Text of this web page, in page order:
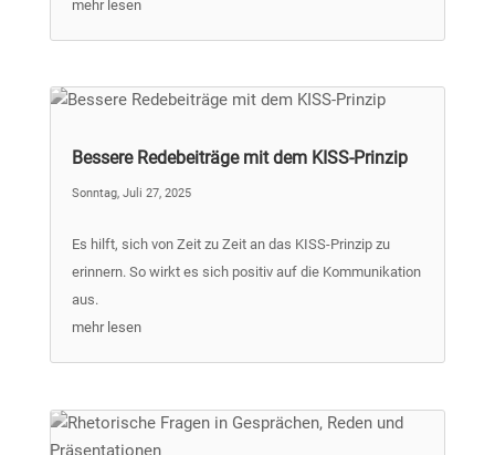
mehr lesen
Bessere Redebeiträge mit dem KISS-Prinzip
Sonntag, Juli 27, 2025
Es hilft, sich von Zeit zu Zeit an das KISS-Prinzip zu
erinnern. So wirkt es sich positiv auf die Kommunikation
aus.
mehr lesen